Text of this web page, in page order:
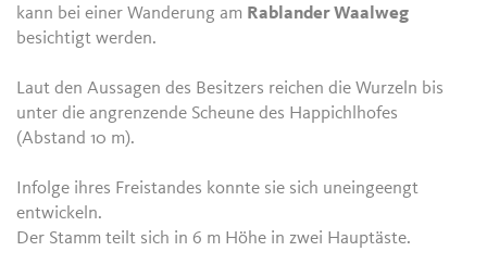
kann bei einer Wanderung am Rablander Waalweg
besichtigt werden.
Laut den Aussagen des Besitzers reichen die Wurzeln bis
unter die angrenzende Scheune des Happichlhofes
(Abstand 10 m).
Infolge ihres Freistandes konnte sie sich uneingeengt
entwickeln.
Der Stamm teilt sich in 6 m Höhe in zwei Hauptäste.